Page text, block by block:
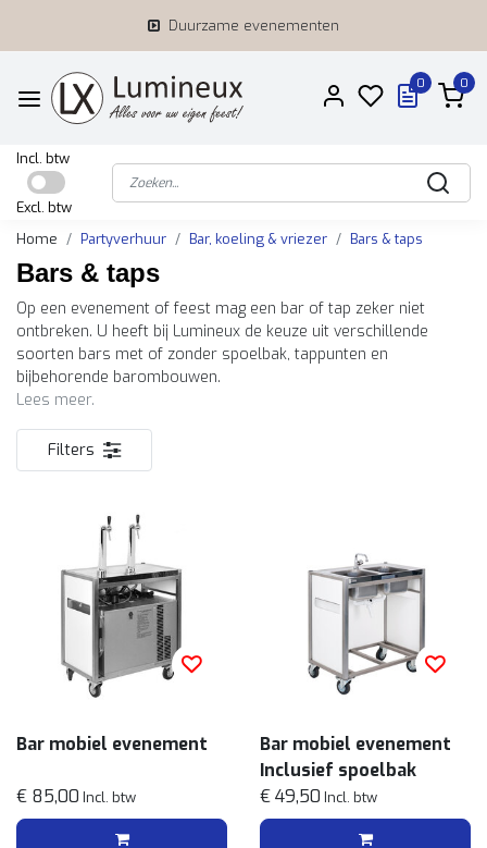
Duurzame evenementen
0 0
Incl. btw
Excl. btw
Home
Partyverhuur Bar, koeling & vriezer Bars & taps
Bars & taps
Op een evenement of feest mag een bar of tap zeker niet
ontbreken. U heeft bij Lumineux de keuze uit verschillende
soorten bars met of zonder spoelbak, tappunten en
bijbehorende barombouwen.
Lees meer.
Filters
Bar mobiel evenement
€ 85,00 Incl. btw
Bar mobiel evenement
Inclusief spoelbak
€ 49,50 Incl. btw